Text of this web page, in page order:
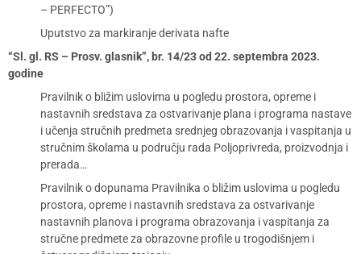
– PERFECTO”)
Uputstvo za markiranje derivata nafte
“Sl. gl. RS – Prosv. glasnik”, br. 14/23 od 22. septembra 2023.
godine
Pravilnik o bližim uslovima u pogledu prostora, opreme i
nastavnih sredstava za ostvarivanje plana i programa nastave
i učenja stručnih predmeta srednjeg obrazovanja i vaspitanja u
stručnim školama u području rada Poljoprivreda, proizvodnja i
prerada…
Pravilnik o dopunama Pravilnika o bližim uslovima u pogledu
prostora, opreme i nastavnih sredstava za ostvarivanje
nastavnih planova i programa obrazovanja i vaspitanja za
stručne predmete za obrazovne profile u trogodišnjem i